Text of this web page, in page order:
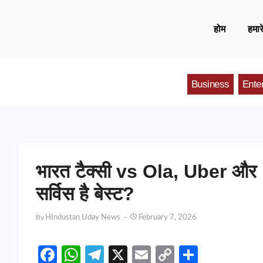
होम
Business
भारत टैक्सी vs Ola, Uber और
सर्विस है बेस्ट?
By HIndustan Uday News February 7, 2026
Facebook
WhatsApp
Telegram
X Email
Copy